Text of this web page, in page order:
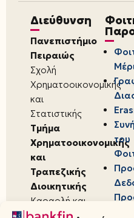
Διεύθυνση
Πανεπιστήμιο
Πειραιώς
Σχολή
Χρηματοοικονομικής
και
Στατιστικής
Τμήμα
Χρηματοοικονομικής
και
Τραπεζικής
Διοικητικής
Καραολή και
Δημητρίου 80,
του